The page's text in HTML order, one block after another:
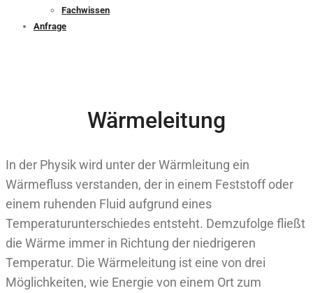
Fachwissen
Anfrage
Wärmeleitung
In der Physik wird unter der Wärmleitung ein
Wärmefluss verstanden, der in einem Feststoff oder
einem ruhenden Fluid aufgrund eines
Temperaturunterschiedes entsteht. Demzufolge fließt
die Wärme immer in Richtung der niedrigeren
Temperatur. Die Wärmeleitung ist eine von drei
Möglichkeiten, wie Energie von einem Ort zum